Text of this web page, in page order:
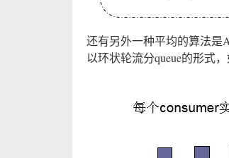
还有另外一种平均的算法是
以环状轮流分queue的形式，